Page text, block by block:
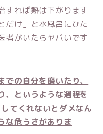
すれば熱は下がります
だけ」と水風呂にひた
者がいたらヤバいです
の自分を磨いたり、
、というような過程を
てくれないとダメなん
な危うさがありま